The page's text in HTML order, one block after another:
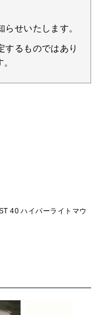
せいたします。
するものではあり
40 ハイパーライトマウ